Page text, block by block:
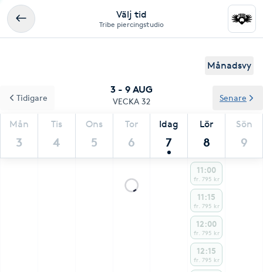
Välj tid
Tribe piercingstudio
Månadsvy
3 - 9 AUG
VECKA 32
Mån
3
Tis
4
Ons
5
Tor
6
Idag
7
Lör
8
Sön
9
Tidigare Senare
11:00
fr. 795 kr
11:15
fr. 795 kr
12:00
fr. 795 kr
12:15
fr. 795 kr